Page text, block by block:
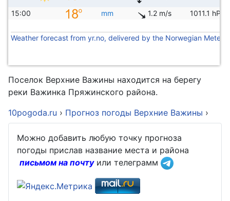
15:00 mm 1.2 m/s 1011.1 hPa
Weather forecast from yr.no, delivered by the Norwegian
Поселок Верхние Важины находится на берегу
реки Важинка Пряжинского района.
10pogoda.ru › Прогноз погоды Верхние Важины ›
Можно добавить любую точку прогноза
погоды прислав название места и района
письмом на почтуили телеграмм